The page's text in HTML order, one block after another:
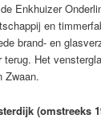
Enkhuizer
en
brand- en
terug. Het
Zwaan.
(omstreeks